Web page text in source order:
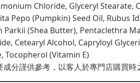
Chloride, Glyceryl
Pepo (Pumpkin) Seed Oil,
(Shea Butter), Pentaclethra
Cetearyl Alcohol, Capryloyl
Tocopherol (Vitamin E)
分謹供參考，以客人於專門店購買時